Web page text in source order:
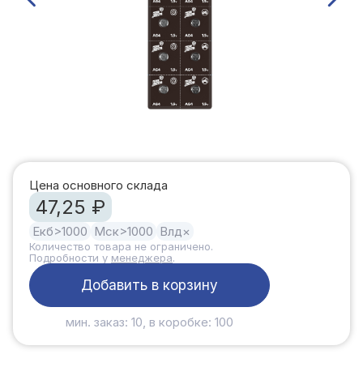
Цена основного склада
47,25 ₽
Екб>1000 Мск>1000 Влд ×
Количество товара не ограничено.
Подробности у менеджера.
Добавить в корзину
мин. заказ: 10, в коробке: 100